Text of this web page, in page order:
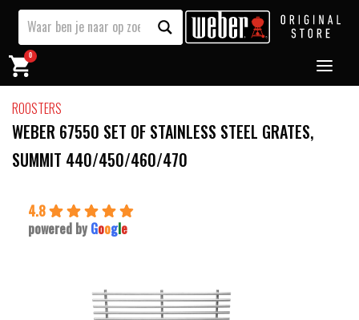
0
ROOSTERS
WEBER 67550 SET OF STAINLESS STEEL GRATES,
SUMMIT 440/450/460/470
4.8
powered by Google